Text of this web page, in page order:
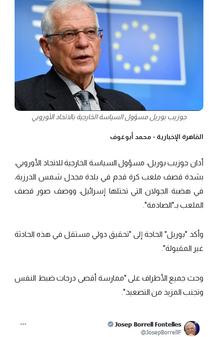
جوزيب بوريل مسؤول السياسة الخارجية بالاتحاد الأوروبي
القاهرة الإخبارية - محمد أبوعوف
أدان جوزيب بوريل، مسؤول السياسة الخارجية للاتحاد الأوروبي،
بشدة قصف ملعب كرة قدم في بلدة مجدل شمس الدرزية،
في هضبة الجولان التي تحتلها إسرائيل، ووصف صور قصف
الملعب بـ"الصادمة".
وأكد "بوريل" الحاجة إلى "تحقيق دولي مستقل في هذه الحادثة
غير المقبولة".
وحث جميع الأطراف على "ممارسة أقصى درجات ضبط النفس
وتجنب المزيد من التصعيد".